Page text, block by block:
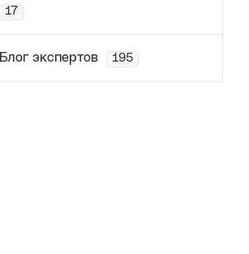
17
Блог экспертов 195